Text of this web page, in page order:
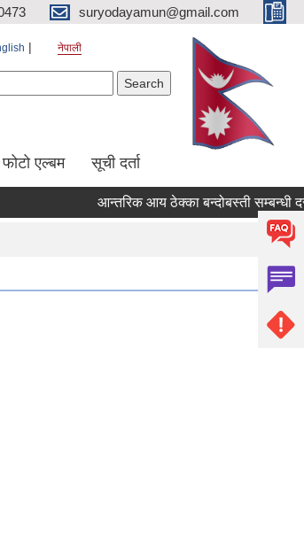
suryodayamun@gmail.com
नेपाली
फोटो एल्बम सूची दर्ता
आन्तरिक आय ठेक्का बन्दोबस्ती सम्बन्धी